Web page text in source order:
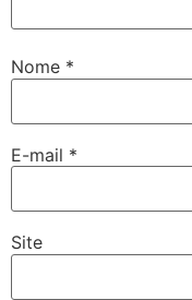
Nome *
E-mail *
Site